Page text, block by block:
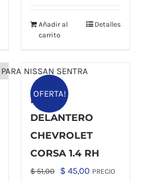
Añadir al
carrito
Detalles
OFERTA!
FARO
DELANTERO
CHEVROLET
CORSA 1.4 RH
$51,00
El
$ 45,00ElPRECIO